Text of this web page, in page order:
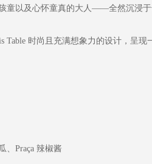
以及心怀童真的大人——全然沉浸于
时尚且充满想象力的设计，呈现
Praça 辣椒酱